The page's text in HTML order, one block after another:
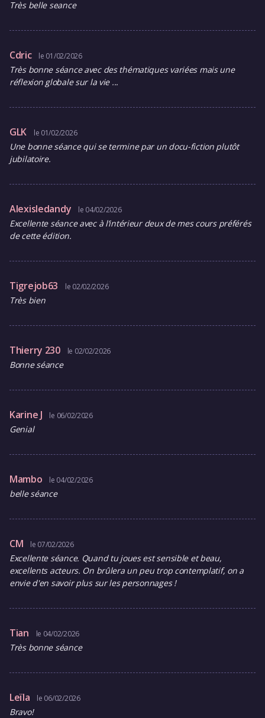
Très belle seance
Cdric le 01/02/2026
Très bonne séance avec des thématiques variées mais une
réflexion globale sur la vie ...
GLK le 01/02/2026
Une bonne séance qui se termine par un docu-fiction plutôt
jubilatoire.
Alexisledandy le 04/02/2026
Excellente séance avec à l’intérieur deux de mes cours préférés
de cette édition.
Tigrejob63 le 02/02/2026
Très bien
Thierry 230 le 02/02/2026
Bonne séance
Karine J le 06/02/2026
Genial
Mambo le 04/02/2026
belle séance
CM le 07/02/2026
Excellente séance. Quand tu joues est sensible et beau,
excellents acteurs. On brûlera un peu trop contemplatif, on a
envie d'en savoir plus sur les personnages !
Tian le 04/02/2026
Très bonne séance
Leïla le 06/02/2026
Bravo!